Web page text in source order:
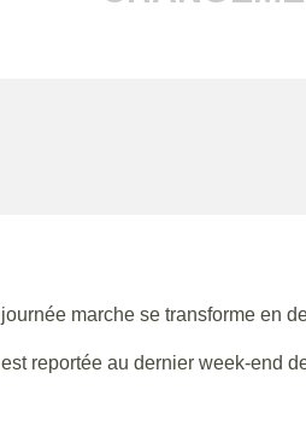
marche se transforme en
reportée au dernier week-end